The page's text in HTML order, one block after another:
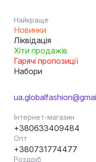
Найкраще
Новинки
Ліквідація
Хіти продажів
Гарячі пропозиції
Набори
Інтернет-магазин
+380633409484
Опт
+380731774477
Роздріб